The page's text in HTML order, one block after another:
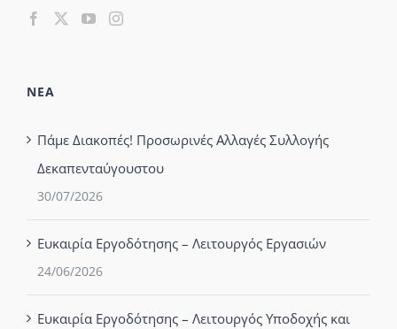
ΝΕΑ
Πάμε Διακοπές! Προσωρινές Αλλαγές Συλλογής
Δεκαπενταύγουστου
30/07/2026
Ευκαιρία Εργοδότησης – Λειτουργός Εργασιών
24/06/2026
Ευκαιρία Εργοδότησης – Λειτουργός Υποδοχής και